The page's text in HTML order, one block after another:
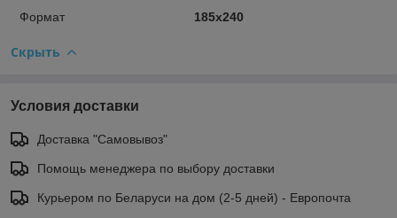
Формат
185x240
Скрыть
Условия доставки
Доставка "Самовывоз"
Помощь менеджера по выбору доставки
Курьером по Беларуси на дом (2-5 дней) - Европочта